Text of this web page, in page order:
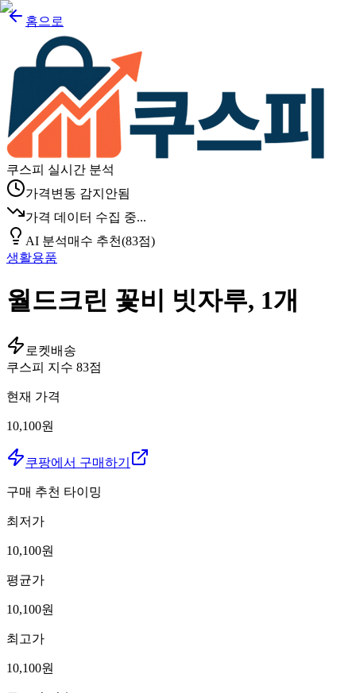
홈으로
쿠스피 실시간 분석
가격변동 감지안됨
가격 데이터 수집 중...
AI 분석매수 추천(83점)
생활용품
월드크린 꽃비 빗자루, 1개
로켓배송
쿠스피 지수 83점
현재 가격
10,100원
쿠팡에서 구매하기
구매 추천 타이밍
최저가
10,100원
평균가
10,100원
최고가
10,100원